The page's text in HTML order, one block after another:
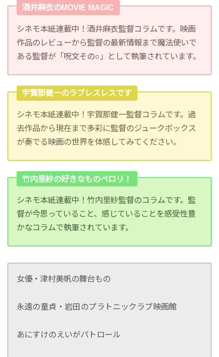
酒井麻衣のMOVIE MAGIC
シネモ本紙連載中！酒井麻衣監督コラムです。映画
作品のレビューから監督の最新情報まで魔法使いで
ある監督が「呪文その○」として執筆されています。
宇賀那健一のラブレスレスです
シネモ本紙連載中！宇賀那健一監督コラムです。過
去作品から現在まで多彩に監督のジュークボックス
が奏でる映画の世界を体感してみてください。
竹内里紗の好きなものペロリ！
シネモ本紙連載中！竹内里紗監督のコラムです。監
督が今思っていること、感じていることを感受性豊
かなコラムで執筆されています。
女優・津村美帆の舞台もの
永遠の童貞・岩田のプラトニックラブ映画館
あにすけのえいがパトロール